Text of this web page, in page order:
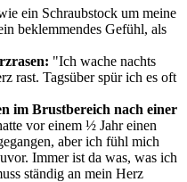
ein Schraubstock um meine
beklemmendes Gefühl, als
"Ich wache nachts
rast. Tagsüber spür ich es oft
im Brustbereich nach einer
vor einem ½ Jahr einen
aber ich fühl mich
Immer ist da was, was ich
ständig an mein Herz